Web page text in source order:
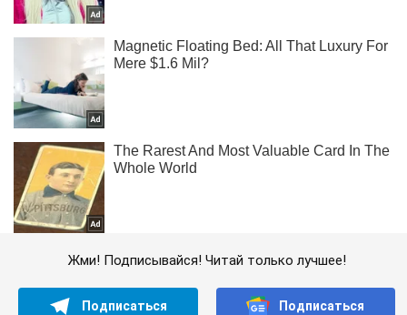
Жми! Подписывайся! Читай только лучшее!
Подписаться Подписаться